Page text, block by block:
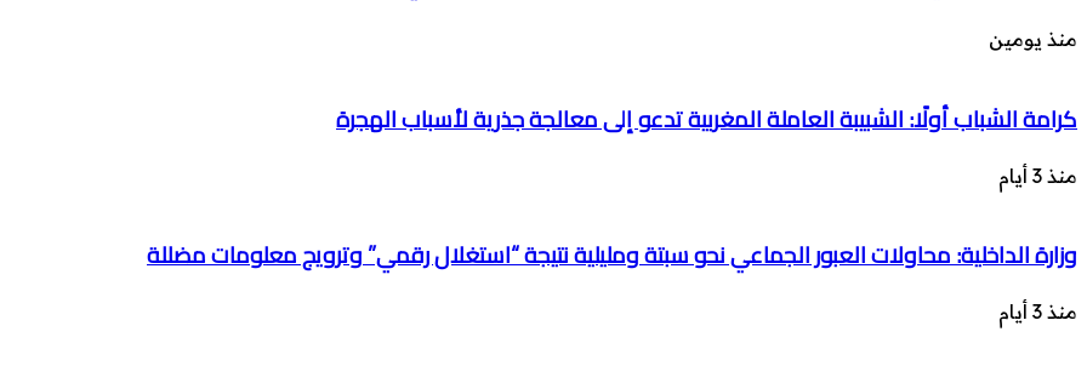
منذ يومين
كرامة الشباب أولًا: الشبيبة العاملة المغربية تدعو إلى معالجة جذرية لأسباب الهجرة
منذ 3 أيام
وزارة الداخلية: محاولات العبور الجماعي نحو سبتة ومليلية نتيجة “استغلال رقمي” وترويج معلومات مضللة
منذ 3 أيام